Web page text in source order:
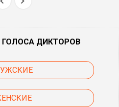
ДИКТОРОВ